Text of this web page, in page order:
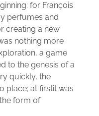
for François
perfumes and
creating a new
nothing more
a game
to the genesis of a
quickly, the
place; at firstit was
form of